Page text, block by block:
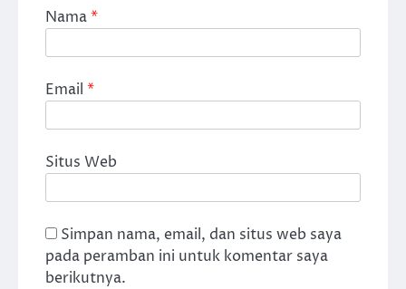
Nama*
Email *
Situs Web
Simpan nama, email, dan situs web saya
pada peramban ini untuk komentar saya
berikutnya.